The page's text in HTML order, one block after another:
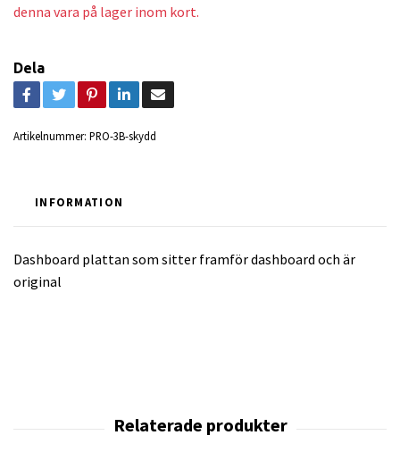
denna vara på lager inom kort.
Dela
Artikelnummer: PRO-3B-skydd
INFORMATION
Dashboard plattan som sitter framför dashboard och är
original